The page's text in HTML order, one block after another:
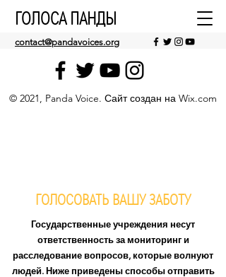
ГОЛОСА ПАНДЫ
contact@pandavoices.org
© 2021, Panda Voice. Сайт создан на Wix.com
ГОЛОСОВАТЬ ВАШУ ЗАБОТУ
Государственные учреждения несут
ответственность за мониторинг и
расследование вопросов, которые волнуют
людей. Ниже приведены способы отправить